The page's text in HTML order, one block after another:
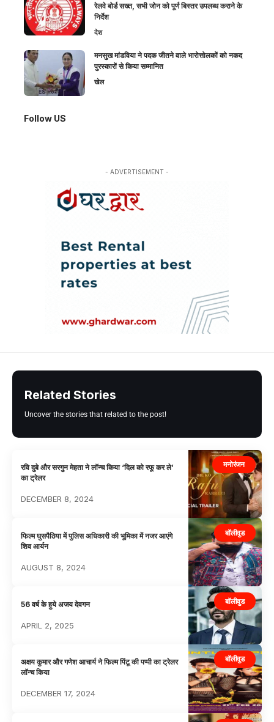
रेलवे बोर्ड सख्त, सभी जोन को पूर्ण बिस्तर उपलब्ध कराने के
निर्देश
देश
मनसुख मांडविया ने पदक जीतने वाले भारोत्तोलकों को नकद
पुरस्कारों से किया सम्मानित
खेल
Follow US
- ADVERTISEMENT -
Related Stories
Uncover the stories that related to the post!
मनोरंजन
रवि दुबे और सरगुन मेहता ने लॉन्च किया ‘दिल को रफू कर ले’
का ट्रेलर
DECEMBER 8, 2024
बॉलीवुड
फिल्म घुसपैठिया में पुलिस अधिकारी की भूमिका में नजर आएंगे
शिव आर्यन
AUGUST 8, 2024
बॉलीवुड
56 वर्ष के हुये अजय देवगन
APRIL 2, 2025
बॉलीवुड
अक्षय कुमार और गणेश आचार्य ने फिल्म पिंटू की पप्पी का ट्रेलर
लॉन्च किया
DECEMBER 17, 2024